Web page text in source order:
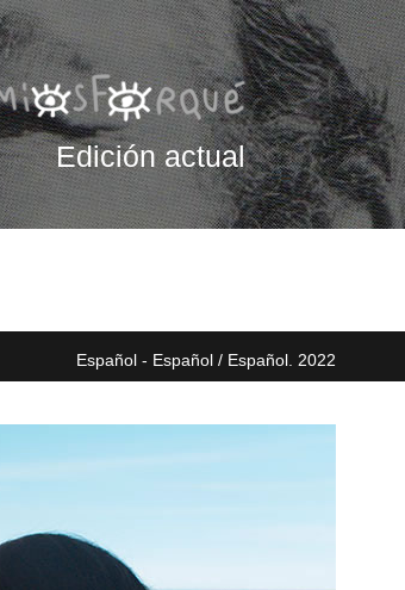
Edición actual
Español - Español / Español. 2022